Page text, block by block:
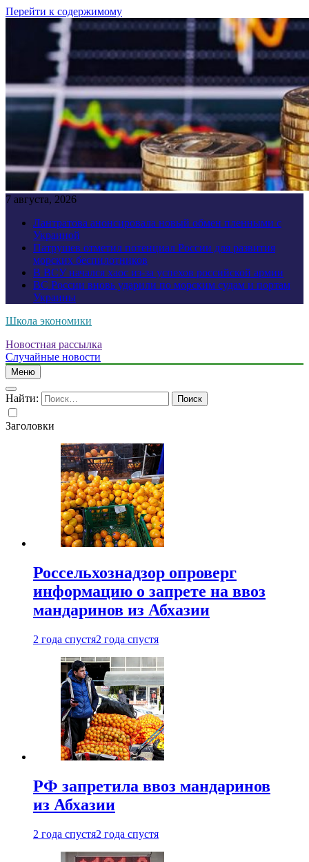
Перейти к содержимому
7 августа, 2026
Лантратова анонсировала новый обмен пленными с
Украиной
Патрушев отметил потенциал России для развития
морских беспилотников
В ВСУ начался хаос из-за успехов российской армии
ВС России вновь ударили по морским судам и портам
Украины
Школа экономики
Новостная рассылка
Случайные новости
Меню
Найти:
Заголовки
Россельхознадзор опроверг
информацию о запрете на ввоз
мандаринов из Абхазии
2 года спустя2 года спустя
РФ запретила ввоз мандаринов
из Абхазии
2 года спустя2 года спустя